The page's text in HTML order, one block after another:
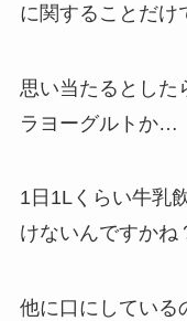
に関することだけ
思い当たるとした
ラヨーグルトか…
1日1Lくらい牛乳
けないんですかね
他に口にしている